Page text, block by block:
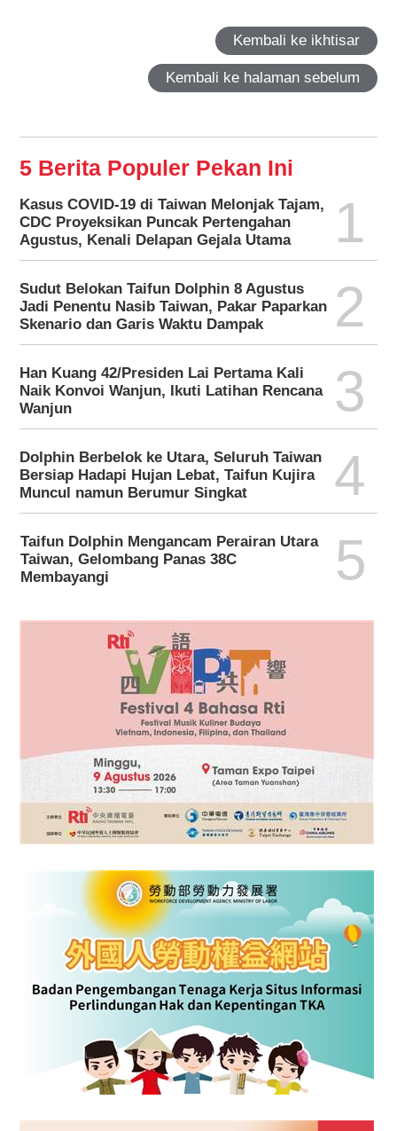
Kembali ke ikhtisar
Kembali ke halaman sebelum
5 Berita Populer Pekan Ini
Kasus COVID-19 di Taiwan Melonjak Tajam,
CDC Proyeksikan Puncak Pertengahan
Agustus, Kenali Delapan Gejala Utama
1
Sudut Belokan Taifun Dolphin 8 Agustus
Jadi Penentu Nasib Taiwan, Pakar Paparkan
Skenario dan Garis Waktu Dampak
2
Han Kuang 42/Presiden Lai Pertama Kali
Naik Konvoi Wanjun, Ikuti Latihan Rencana
Wanjun
3
Dolphin Berbelok ke Utara, Seluruh Taiwan
Bersiap Hadapi Hujan Lebat, Taifun Kujira
Muncul namun Berumur Singkat
4
Taifun Dolphin Mengancam Perairan Utara
Taiwan, Gelombang Panas 38C
Membayangi
5